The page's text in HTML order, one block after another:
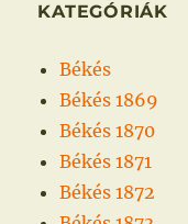
KATEGÓRIÁK
Békés
Békés 1869
Békés 1870
Békés 1871
Békés 1872